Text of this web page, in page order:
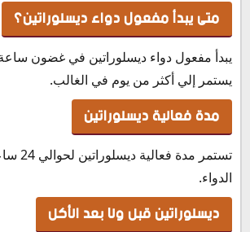
متى يبدأ مفعول دواء ديسلوراتين؟
يبدأ مفعول دواء ديسلوراتين في غضون
يستمر إلي أكثر من يوم في الغالب.
مدة فعالية ديسلوراتين
تستمر
الدواء.
ديسلوراتين قبل ولا بعد الأكل